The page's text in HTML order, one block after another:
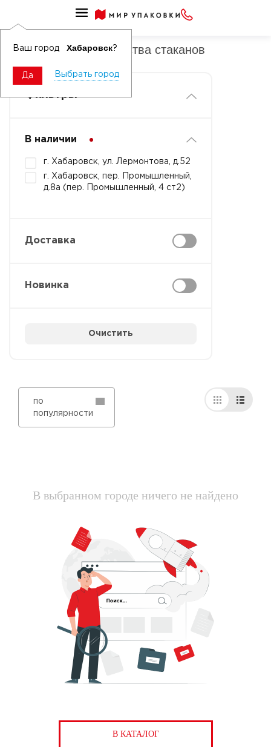
Ваш город Хабаровск?
Да Выбрать город
СЫРЬЕ И КОМПЛЕКТУЮЩИЕ ДЛЯ ПРОИЗВОДСТВА
Сырье для производства стаканов
Фильтры
В наличии
г. Хабаровск, ул. Лермонтова, д.52
г. Хабаровск, пер. Промышленный,
д.8а (пер. Промышленный, 4 ст2)
Доставка
Новинка
Очистить
по
популярности
В выбранном городе ничего не найдено
В КАТАЛОГ